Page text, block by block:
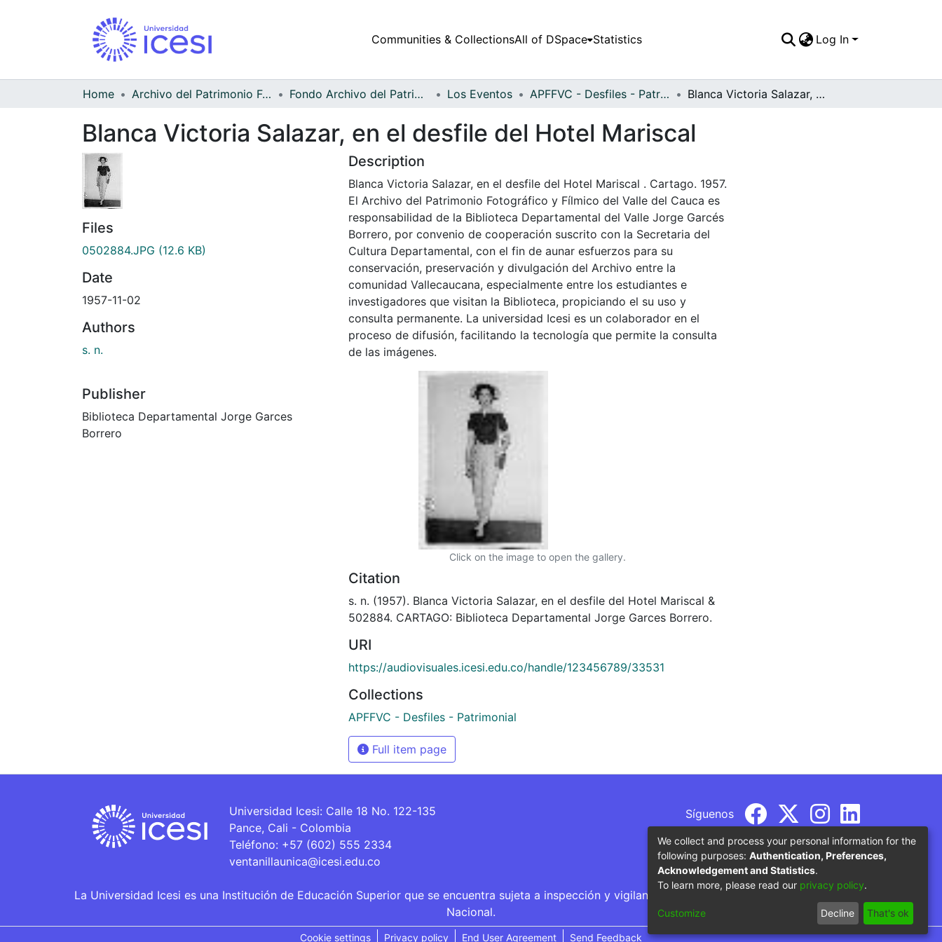
Communities & CollectionsAll of DSpace Statistics Log In
Home Archivo del Patrimonio Fotográfico y Fílmico del Valle del Cauca Fondo Archivo del Patrimonio Fotográfico y Fílmico del Valle del Cauca Los Eventos APFFVC - Desfiles - Patrimonial Blanca Victoria Salazar, en el desfile del Hotel Mariscal
Blanca Victoria Salazar, en el desfile del Hotel Mariscal
Files
0502884.JPG (12.6 KB)
Date
1957-11-02
Authors
s. n.
Publisher
Biblioteca Departamental Jorge Garces
Borrero
Description
Blanca Victoria Salazar, en el desfile del Hotel Mariscal . Cartago. 1957.
El Archivo del Patrimonio Fotográfico y Fílmico del Valle del Cauca es
responsabilidad de la Biblioteca Departamental del Valle Jorge Garcés
Borrero, por convenio de cooperación suscrito con la Secretaria del
Cultura Departamental, con el fin de aunar esfuerzos para su
conservación, preservación y divulgación del Archivo entre la
comunidad Vallecaucana, especialmente entre los estudiantes e
investigadores que visitan la Biblioteca, propiciando el su uso y
consulta permanente. La universidad Icesi es un colaborador en el
proceso de difusión, facilitando la tecnología que permite la consulta
de las imágenes.
Click on the image to open the gallery.
Citation
s. n. (1957). Blanca Victoria Salazar, en el desfile del Hotel Mariscal &
502884. CARTAGO: Biblioteca Departamental Jorge Garces Borrero.
URI
https://audiovisuales.icesi.edu.co/handle/123456789/33531
Collections
APFFVC - Desfiles - Patrimonial
Full item page
Universidad Icesi: Calle 18 No. 122-135
Pance, Cali - Colombia
Teléfono: +57 (602) 555 2334
ventanillaunica@icesi.edu.co
Síguenos
La Universidad Icesi es una Institución de Educación Superior que se encuentra sujeta a inspección y vigilancia por parte del Ministerio de Educación
Nacional.
Cookie settings Privacy policy End User Agreement Send Feedback
We collect and process your personal information for the
following purposes: Authentication, Preferences,
Acknowledgement and Statistics.
To learn more, please read our privacy policy.
Customize Decline That's ok